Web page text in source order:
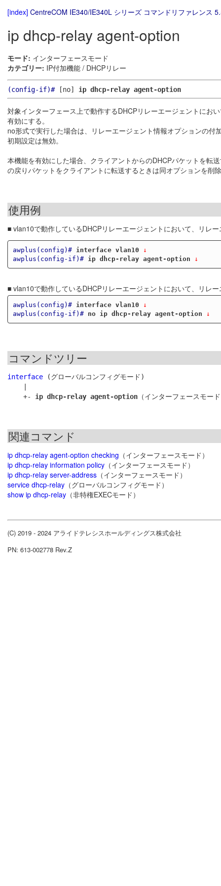
[index] CentreCOM IE340/IE340L シリーズ コマンドリファレンス
ip dhcp-relay agent-option
モード: インターフェースモード
カテゴリー: IP付加機能 / DHCPリレー
(config-if)#[no] ip dhcp-relay agent-option
対象インターフェース上で動作するDHCPリレーエージェントにお
有効にする。
no形式で実行した場合は、リレーエージェント情報オプションの付
初期設定は無効。
本機能を有効にした場合、クライアントからのDHCPパケットを転
の戻りパケットをクライアントに転送するときは同オプションを削
使用例
■ vlan10で動作しているDHCPリレーエージェントにおいて、リレ
awplus(config)# interface vlan10 ↓
awplus(config-if)#
ip dhcp-relay agent-option ↓
■ vlan10で動作しているDHCPリレーエージェントにおいて、リレ
awplus(config)# interface vlan10 ↓
awplus(config-if)#
no ip dhcp-relay agent-option ↓
コマンドツリー
interface (グローバルコンフィグモード)
    +-
ip dhcp-relay agent-option
関連コマンド
ip dhcp-relay agent-option checking （インターフェースモード）
ip dhcp-relay information policy （インターフェースモード）
ip dhcp-relay server-address （インターフェースモード）
service dhcp-relay （グローバルコンフィグモード）
show ip dhcp-relay （非特権EXECモード）
(C) 2019 - 2024 アライドテレシスホールディングス株式会社
PN: 613-002778 Rev.Z